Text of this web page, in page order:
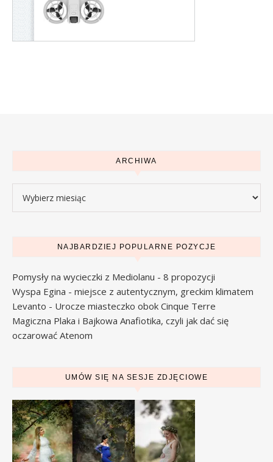
ARCHIWA
NAJBARDZIEJ POPULARNE POZYCJE
Pomysły na wycieczki z Mediolanu - 8 propozycji
Wyspa Egina - miejsce z autentycznym, greckim klimatem
Levanto - Urocze miasteczko obok Cinque Terre
Magiczna Plaka i Bajkowa Anafiotika, czyli jak dać się
oczarować Atenom
UMÓW SIĘ NA SESJE ZDJĘCIOWE